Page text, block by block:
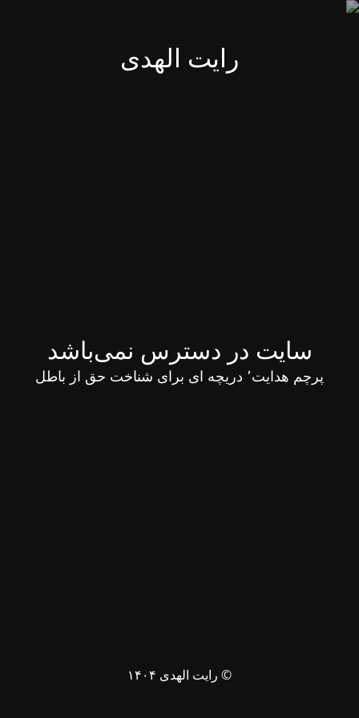
رایت الهدی
سایت در دسترس نمی‌باشد
پرچم هدایت٬ دریچه ای برای شناخت حق از باطل
© رایت الهدی ۱۴۰۴